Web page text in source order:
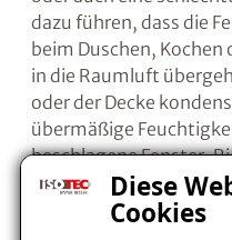
Diese
Cookies
Feuchtigkeit
die verbleibenden
Kristallisation beim
kristalline Salze,
Sprengdruck, da sich
bei diesem Vorgang
brechen die
Farbanstriche platzen ab.
Kostenlosen
Voraussetzung für den
Ratgebers ist die